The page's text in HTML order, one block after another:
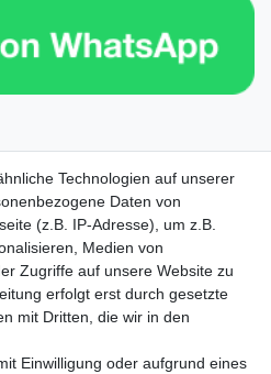
Technologien auf unserer
Daten von
(z.B. IP-Adresse), um z.B.
Medien von
Zugriffe auf unsere Website zu
erfolgt erst durch gesetzte
mit Dritten, die wir in den
Einwilligung oder aufgrund eines